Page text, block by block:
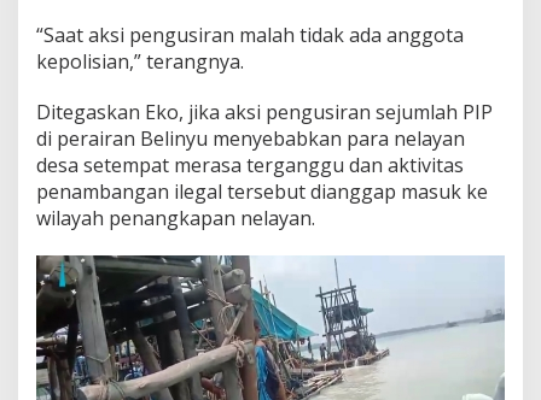
“Saat aksi pengusiran malah tidak ada anggota
kepolisian,” terangnya.
Ditegaskan Eko, jika aksi pengusiran sejumlah PIP
di perairan Belinyu menyebabkan para nelayan
desa setempat merasa terganggu dan aktivitas
penambangan ilegal tersebut dianggap masuk ke
wilayah penangkapan nelayan.